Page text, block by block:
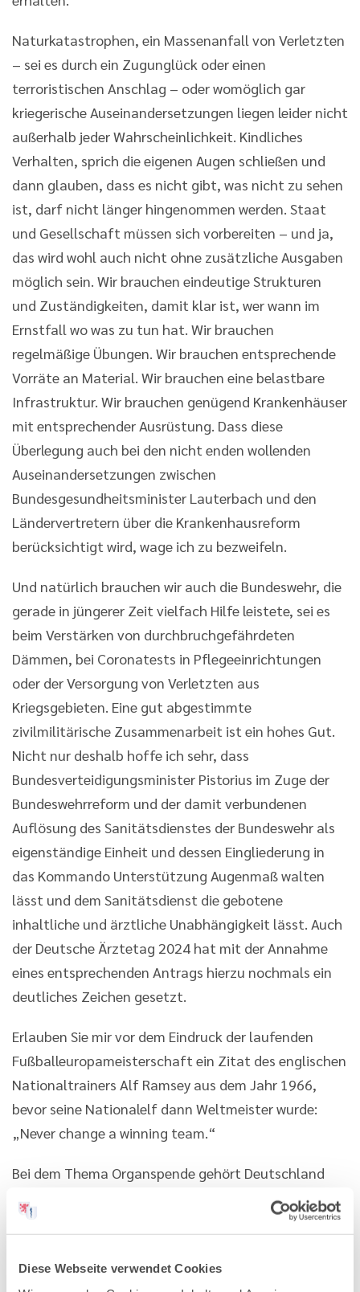
Diese Webseite verwendet Cookies
Naturkatastrophen, ein Massenanfall von Verletzten
– sei es durch ein Zugunglück oder einen
terroristischen Anschlag – oder womöglich gar
kriegerische Auseinandersetzungen liegen leider nicht
außerhalb jeder Wahrscheinlichkeit. Kindliches
Verhalten, sprich die eigenen Augen schließen und
dann glauben, dass es nicht gibt, was nicht zu sehen
ist, darf nicht länger hingenommen werden. Staat
und Gesellschaft müssen sich vorbereiten – und ja,
das wird wohl auch nicht ohne zusätzliche Ausgaben
möglich sein. Wir brauchen eindeutige Strukturen
und Zuständigkeiten, damit klar ist, wer wann im
Ernstfall wo was zu tun hat. Wir brauchen
regelmäßige Übungen. Wir brauchen entsprechende
Vorräte an Material. Wir brauchen eine belastbare
Infrastruktur. Wir brauchen genügend Krankenhäuser
mit entsprechender Ausrüstung. Dass diese
Überlegung auch bei den nicht enden wollenden
Auseinandersetzungen zwischen
Bundesgesundheitsminister Lauterbach und den
Ländervertretern über die Krankenhausreform
berücksichtigt wird, wage ich zu bezweifeln.
Und natürlich brauchen wir auch die Bundeswehr, die
gerade in jüngerer Zeit vielfach Hilfe leistete, sei es
beim Verstärken von durchbruchgefährdeten
Dämmen, bei Coronatests in Pflegeeinrichtungen
oder der Versorgung von Verletzten aus
Kriegsgebieten. Eine gut abgestimmte
zivilmilitärische Zusammenarbeit ist ein hohes Gut.
Nicht nur deshalb hoffe ich sehr, dass
Bundesverteidigungsminister Pistorius im Zuge der
Bundeswehrreform und der damit verbundenen
Auflösung des Sanitätsdienstes der Bundeswehr als
eigenständige Einheit und dessen Eingliederung in
das Kommando Unterstützung Augenmaß walten
lässt und dem Sanitätsdienst die gebotene
inhaltliche und ärztliche Unabhängigkeit lässt. Auch
der Deutsche Ärztetag 2024 hat mit der Annahme
eines entsprechenden Antrags hierzu nochmals ein
deutliches Zeichen gesetzt.
Erlauben Sie mir vor dem Eindruck der laufenden
Fußballeuropameisterschaft ein Zitat des englischen
Nationaltrainers Alf Ramsey aus dem Jahr 1966,
bevor seine Nationalelf dann Weltmeister wurde:
„Never change a winning team.“
Bei dem Thema Organspende gehört Deutschland
allerdings klar zu den Verliererteams. Auch wenn das
nun an den Start gegangene Organspenderegister ein
gewünschten und so dringend benötigten Schub für